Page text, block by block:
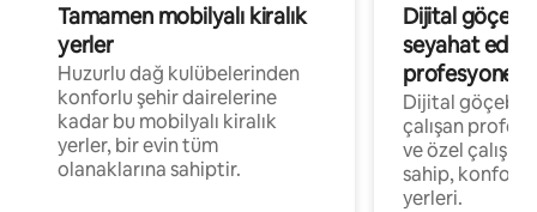
Tamamen mobilyalı kiralık
yerler
Huzurlu dağ kulübelerinden
konforlu şehir dairelerine
kadar bu mobilyalı kiralık
yerler, bir evin tüm
olanaklarına sahiptir.
Dijital
seyahat eden
Dijital
çalışan
ve özel
sahip,
yerleri.